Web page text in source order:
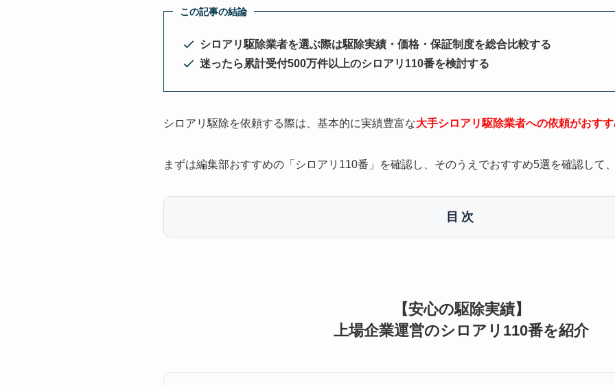
この記事の結論
シロアリ駆除業者を選ぶ際は駆除実績・価格・保証制度を総合比較する
迷ったら累計受付500万件以上のシロアリ110番を検討する
シロアリ駆除を依頼する際は、基本的に実績豊富な大手シロアリ駆除業者への依頼がおす
まずは編集部おすすめの「シロアリ110番」を確認し、そのうえでおすすめ5選を確認して
目次
【安心の駆除実績】
上場企業運営のシロアリ110番を紹介